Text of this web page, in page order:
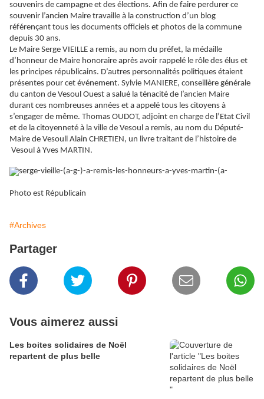
souvenirs de campagne et des élections. Afin de faire perdurer ce
souvenir l’ancien Maire travaille à la construction d’un blog
référençant tous les documents officiels et photos de la commune
depuis 30 ans.
Le Maire Serge VIEILLE a remis, au nom du préfet, la médaille
d’honneur de Maire honoraire après avoir rappelé le rôle des élus et
les principes républicains. D’autres personnalités politiques étaient
présentes pour cet événement. Sylvie MANIERE, conseillère générale
du canton de Vesoul Ouest a salué la ténacité de l’ancien Maire
durant ces nombreuses années et a appelé tous les citoyens à
s’engager de même. Thomas OUDOT, adjoint en charge de l’Etat Civil
et de la citoyenneté à la ville de Vesoul a remis, au nom du Député-
Maire de Vesoull Alain CHRETIEN, un livre traitant de l’histoire de
Vesoul à Yves MARTIN.
Photo est Républicain
#Archives
Partager
Vous aimerez aussi
Les boites solidaires de Noël
repartent de plus belle